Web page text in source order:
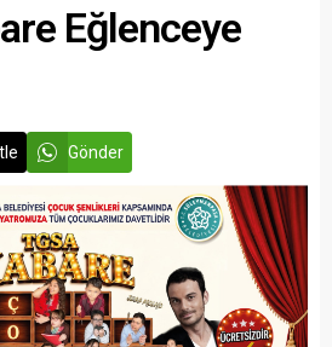
Eğlenceye
Gönder